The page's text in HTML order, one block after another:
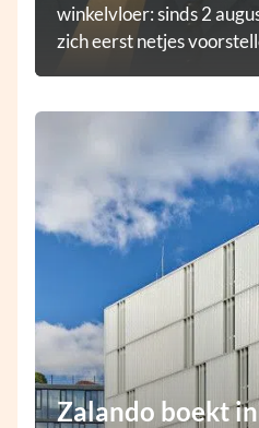
winkelvloer: sinds 2
zich eerst netjes
Zalando boekt